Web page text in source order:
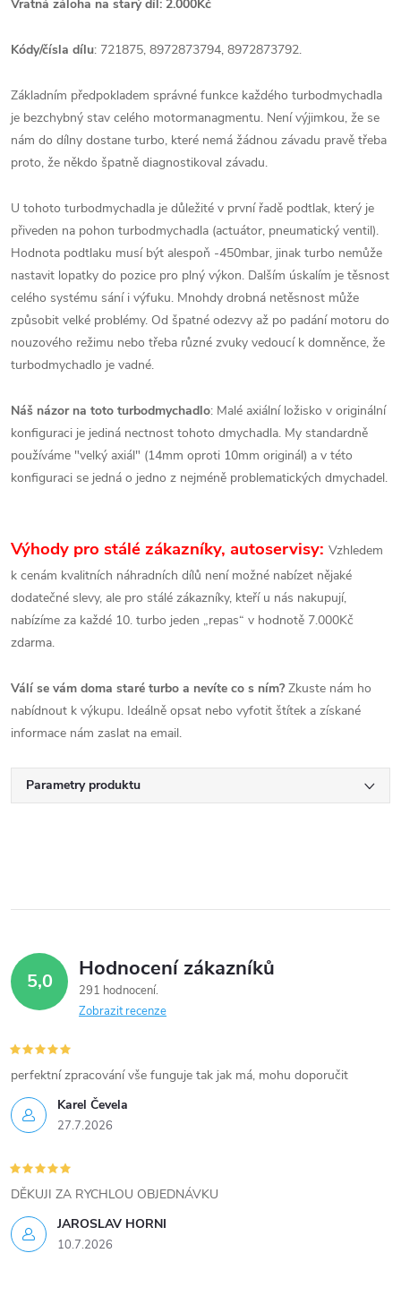
Vratná záloha na starý díl: 2.000Kč
Kódy/čísla dílu: 721875, 8972873794, 8972873792.
Základním předpokladem správné funkce každého turbodmychadla
je bezchybný stav celého motormanagmentu. Není výjimkou, že se
nám do dílny dostane turbo, které nemá žádnou závadu pravě třeba
proto, že někdo špatně diagnostikoval závadu.
U tohoto turbodmychadla je důležité v první řadě podtlak, který je
přiveden na pohon turbodmychadla (actuátor, pneumatický ventil).
Hodnota podtlaku musí být alespoň -450mbar, jinak turbo nemůže
nastavit lopatky do pozice pro plný výkon. Dalším úskalím je těsnost
celého systému sání i výfuku. Mnohdy drobná netěsnost může
způsobit velké problémy. Od špatné odezvy až po padání motoru do
nouzového režimu nebo třeba různé zvuky vedoucí k domněnce, že
turbodmychadlo je vadné.
Náš názor na toto turbodmychadlo: Malé axiální ložisko v originální
konfiguraci je jediná nectnost tohoto dmychadla. My standardně
používáme "velký axiál" (14mm oproti 10mm originál) a v této
konfiguraci se jedná o jedno z nejméně problematických dmychadel.
Výhody pro stálé zákazníky, autoservisy: Vzhledem
k cenám kvalitních náhradních dílů není možné nabízet nějaké
dodatečné slevy, ale pro stálé zákazníky, kteří u nás nakupují,
nabízíme za každé 10. turbo jeden „repas“ v hodnotě 7.000Kč
zdarma.
Válí se vám doma staré turbo a nevíte co s ním?Zkuste nám ho
nabídnout k výkupu. Ideálně opsat nebo vyfotit štítek a získané
informace nám zaslat na email.
Parametry produktu
5,0 Hodnocení zákazníků
291 hodnocení
Zobrazit recenze
Karel Čevela
27.7.2026
perfektní zpracování vše funguje tak jak má, mohu doporučit
JAROSLAV HORNI
10.7.2026
DĚKUJI ZA RYCHLOU OBJEDNÁVKU